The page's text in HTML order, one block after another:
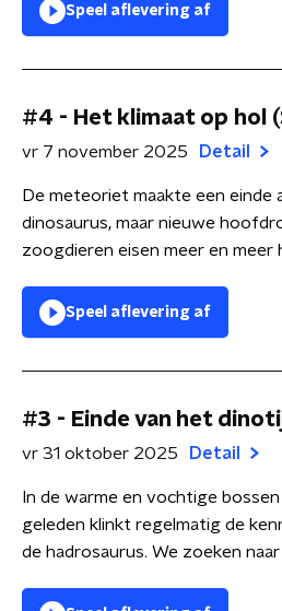
Speel aflevering af
#4 - Het klimaat op hol
vr 7 november 2025 Detail
De meteoriet maakte een einde
dinosaurus, maar nieuwe
zoogdieren eisen meer en meer
Speel aflevering af
#3 - Einde van het
vr 31 oktober 2025 Detail
In de warme en vochtige
geleden klinkt regelmatig de
de hadrosaurus. We zoeken naar